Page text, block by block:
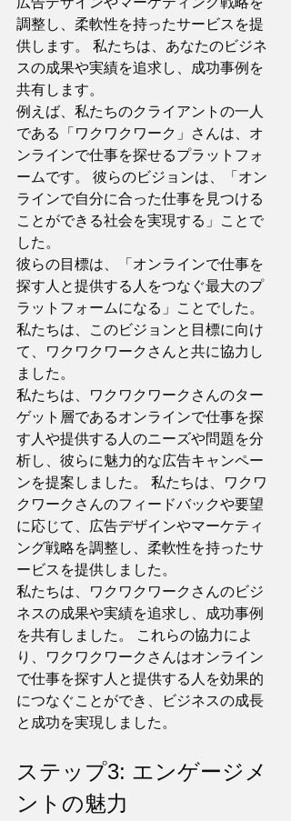
調整し、柔軟性を持ったサービスを提
供します。 私たちは、あなたのビジネ
スの成果や実績を追求し、成功事例を
共有します。
例えば、私たちのクライアントの一人
である「ワクワクワーク」さんは、オ
ンラインで仕事を探せるプラットフォ
ームです。 彼らのビジョンは、「オン
ラインで自分に合った仕事を見つける
ことができる社会を実現する」ことで
した。
彼らの目標は、「オンラインで仕事を
探す人と提供する人をつなぐ最大のプ
ラットフォームになる」ことでした。
私たちは、このビジョンと目標に向け
て、ワクワクワークさんと共に協力し
ました。
私たちは、ワクワクワークさんのター
ゲット層であるオンラインで仕事を探
す人や提供する人のニーズや問題を分
析し、彼らに魅力的な広告キャンペー
ンを提案しました。 私たちは、ワクワ
クワークさんのフィードバックや要望
に応じて、広告デザインやマーケティ
ング戦略を調整し、柔軟性を持ったサ
ービスを提供しました。
私たちは、ワクワクワークさんのビジ
ネスの成果や実績を追求し、成功事例
を共有しました。 これらの協力によ
り、ワクワクワークさんはオンライン
で仕事を探す人と提供する人を効果的
につなぐことができ、ビジネスの成長
と成功を実現しました。
ステップ3: エンゲージメ
ントの魅力